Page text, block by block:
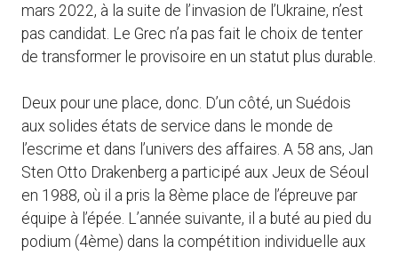
mars 2022, à la suite de l’invasion de l’Ukraine, n’est
pas candidat. Le Grec n’a pas fait le choix de tenter
de transformer le provisoire en un statut plus durable.
Deux pour une place, donc. D’un côté, un Suédois
aux solides états de service dans le monde de
l’escrime et dans l’univers des affaires. A 58 ans, Jan
Sten Otto Drakenberg a participé aux Jeux de Séoul
en 1988, où il a pris la 8ème place de l’épreuve par
équipe à l’épée. L’année suivante, il a buté au pied du
podium (4ème) dans la compétition individuelle aux